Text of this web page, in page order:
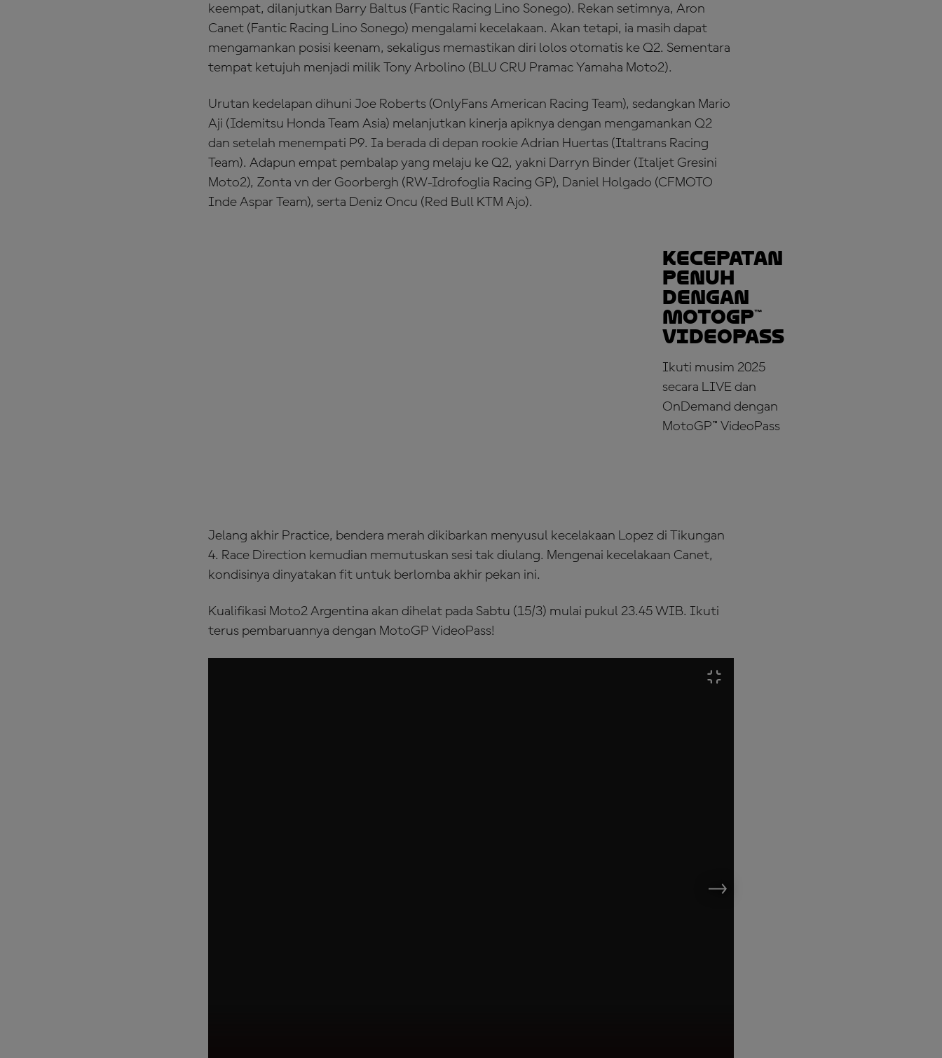
keempat, dilanjutkan Barry Baltus (Fantic Racing Lino Sonego). Rekan setimnya, Aron
Canet (Fantic Racing Lino Sonego) mengalami kecelakaan. Akan tetapi, ia masih dapat
mengamankan posisi keenam, sekaligus memastikan diri lolos otomatis ke Q2. Sementara
tempat ketujuh menjadi milik Tony Arbolino (BLU CRU Pramac Yamaha Moto2).
Urutan kedelapan dihuni Joe Roberts (OnlyFans American Racing Team), sedangkan Mario
Aji (Idemitsu Honda Team Asia) melanjutkan kinerja apiknya dengan mengamankan Q2
dan setelah menempati P9. Ia berada di depan rookie Adrian Huertas (Italtrans Racing
Team). Adapun empat pembalap yang melaju ke Q2, yakni Darryn Binder (Italjet Gresini
Moto2), Zonta vn der Goorbergh (RW-Idrofoglia Racing GP), Daniel Holgado (CFMOTO
Inde Aspar Team), serta Deniz Oncu (Red Bull KTM Ajo).
Kecepatan
Penuh
dengan
MotoGP™
VideoPass
Ikuti musim 2025
secara LIVE dan
OnDemand dengan
MotoGP™ VideoPass
Jelang akhir Practice, bendera merah dikibarkan menyusul kecelakaan Lopez di Tikungan
4. Race Direction kemudian memutuskan sesi tak diulang. Mengenai kecelakaan Canet,
kondisinya dinyatakan fit untuk berlomba akhir pekan ini.
Kualifikasi Moto2 Argentina akan dihelat pada Sabtu (15/3) mulai pukul 23.45 WIB. Ikuti
terus pembaruannya dengan MotoGP VideoPass!